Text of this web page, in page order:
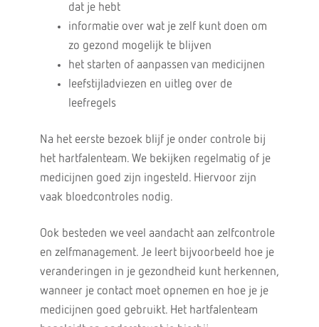
dat je hebt
informatie over wat je zelf kunt doen om
zo gezond mogelijk te blijven
het starten of aanpassen van medicijnen
leefstijladviezen en uitleg over de
leefregels
Na het eerste bezoek blijf je onder controle bij
het hartfalenteam. We bekijken regelmatig of je
medicijnen goed zijn ingesteld. Hiervoor zijn
vaak bloedcontroles nodig.
Ook besteden we veel aandacht aan zelfcontrole
en zelfmanagement. Je leert bijvoorbeeld hoe je
veranderingen in je gezondheid kunt herkennen,
wanneer je contact moet opnemen en hoe je je
medicijnen goed gebruikt. Het hartfalenteam